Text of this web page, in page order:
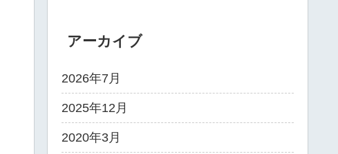
アーカイブ
2026年7月
2025年12月
2020年3月